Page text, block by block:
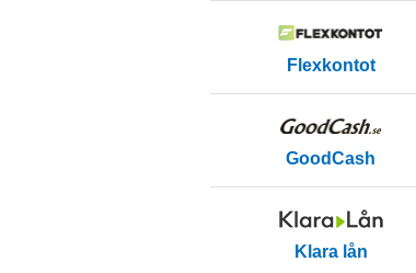
Flexkontot
GoodCash
Klara lån